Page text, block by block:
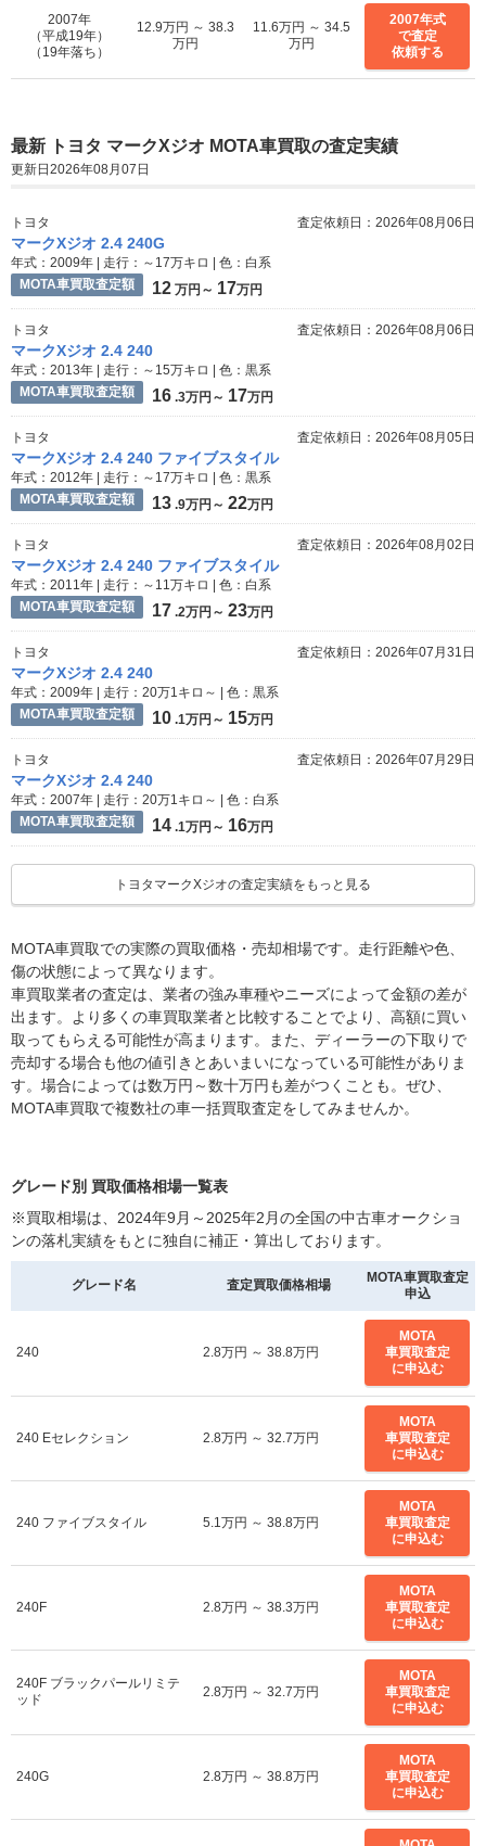
2007年
（平成19年）
（19年落ち）
12.9万円 ～ 38.3
万円
11.6万円 ～ 34.5
万円
2007年式
で査定
依頼する
最新 トヨタ マークXジオ MOTA車買取の査定実績
更新日2026年08月07日
トヨタ 査定依頼日：2026年08月06日
マークXジオ 2.4 240G
年式：2009年 | 走行：～17万キロ | 色：白系
MOTA車買取査定額
12 万円～ 17万円
トヨタ 査定依頼日：2026年08月06日
マークXジオ 2.4 240
年式：2013年 | 走行：～15万キロ | 色：黒系
MOTA車買取査定額
16 .3万円～ 17万円
トヨタ 査定依頼日：2026年08月05日
マークXジオ 2.4 240 ファイブスタイル
年式：2012年 | 走行：～17万キロ | 色：黒系
MOTA車買取査定額
13 .9万円～ 22万円
トヨタ 査定依頼日：2026年08月02日
マークXジオ 2.4 240 ファイブスタイル
年式：2011年 | 走行：～11万キロ | 色：白系
MOTA車買取査定額
17 .2万円～ 23万円
トヨタ 査定依頼日：2026年07月31日
マークXジオ 2.4 240
年式：2009年 | 走行：20万1キロ～ | 色：黒系
MOTA車買取査定額
10 .1万円～ 15万円
トヨタ 査定依頼日：2026年07月29日
マークXジオ 2.4 240
年式：2007年 | 走行：20万1キロ～ | 色：白系
MOTA車買取査定額
14 .1万円～ 16万円
トヨタマークXジオの査定実績をもっと見る
MOTA車買取での実際の買取価格・売却相場です。走行距離や色、
傷の状態によって異なります。
車買取業者の査定は、業者の強み車種やニーズによって金額の差が
出ます。より多くの車買取業者と比較することでより、高額に買い
取ってもらえる可能性が高まります。また、ディーラーの下取りで
売却する場合も他の値引きとあいまいになっている可能性がありま
す。場合によっては数万円～数十万円も差がつくことも。ぜひ、
MOTA車買取で複数社の車一括買取査定をしてみませんか。
グレード別 買取価格相場一覧表
※買取相場は、2024年9月～2025年2月の全国の中古車オークショ
ンの落札実績をもとに独自に補正・算出しております。
グレード名 査定買取価格相場
MOTA車買取査定
申込
240 2.8万円 ～ 38.8万円
MOTA
車買取査定
に申込む
240 Eセレクション 2.8万円 ～ 32.7万円
MOTA
車買取査定
に申込む
240 ファイブスタイル 5.1万円 ～ 38.8万円
MOTA
車買取査定
に申込む
240F 2.8万円 ～ 38.3万円
MOTA
車買取査定
に申込む
240F ブラックパールリミテ
ッド
2.8万円 ～ 32.7万円
MOTA
車買取査定
に申込む
240G 2.8万円 ～ 38.8万円
MOTA
車買取査定
に申込む